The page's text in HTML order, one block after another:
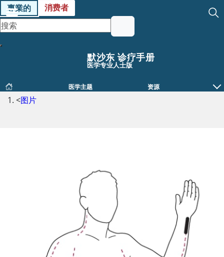
專業的 消费者
默沙东 诊疗手册
医学专业人士版
医学主题 资源
<图片